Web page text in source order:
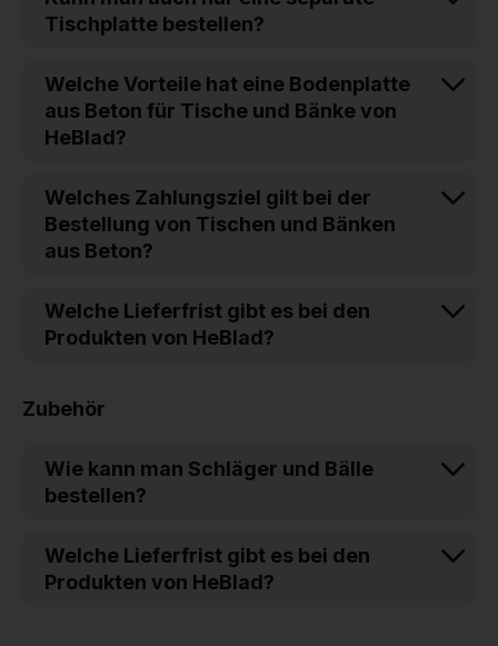
Tischplatte bestellen?
Welche Vorteile hat eine Bodenplatte
aus Beton für Tische und Bänke von
HeBlad?
Welches Zahlungsziel gilt bei der
Bestellung von Tischen und Bänken
aus Beton?
Welche Lieferfrist gibt es bei den
Produkten von HeBlad?
Zubehör
Wie kann man Schläger und Bälle
bestellen?
Welche Lieferfrist gibt es bei den
Produkten von HeBlad?